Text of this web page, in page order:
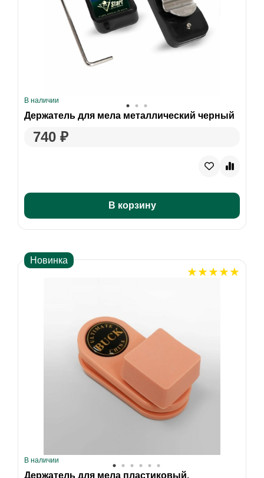
В наличии
Держатель для мела металлический черный
740 ₽
В корзину
Новинка
В наличии
Держатель для мела пластиковый,